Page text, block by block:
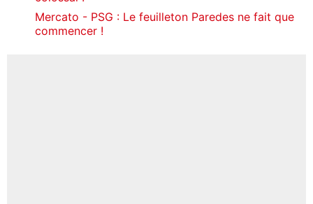
Mercato - PSG : Le feuilleton Paredes ne fait que
commencer !